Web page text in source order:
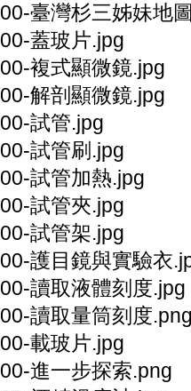
00-臺灣杉三姊妹地
00-蓋玻片.jpg
00-複式顯微鏡.jpg
00-解剖顯微鏡.jpg
00-試管.jpg
00-試管刷.jpg
00-試管加熱.jpg
00-試管夾.jpg
00-試管架.jpg
00-護目鏡與實驗衣
00-讀取液體刻度.jpg
00-讀取量筒刻度
00-載玻片.jpg
00-進一步探索.png